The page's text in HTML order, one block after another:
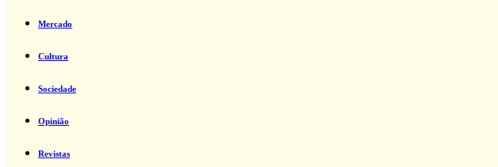
Mercado
Cultura
Sociedade
Opinião
Revistas